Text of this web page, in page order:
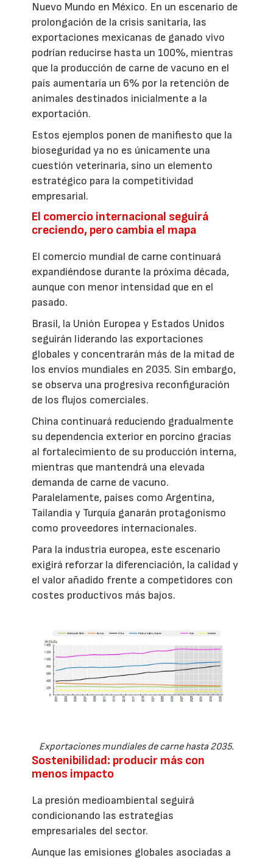
Nuevo Mundo en México. En un escenario de
prolongación de la crisis sanitaria, las
exportaciones mexicanas de ganado vivo
podrían reducirse hasta un 100%, mientras
que la producción de carne de vacuno en el
país aumentaría un 6% por la retención de
animales destinados inicialmente a la
exportación.
Estos ejemplos ponen de manifiesto que la
bioseguridad ya no es únicamente una
cuestión veterinaria, sino un elemento
estratégico para la competitividad
empresarial.
El comercio internacional seguirá
creciendo, pero cambia el mapa
El comercio mundial de carne continuará
expandiéndose durante la próxima década,
aunque con menor intensidad que en el
pasado.
Brasil, la Unión Europea y Estados Unidos
seguirán liderando las exportaciones
globales y concentrarán más de la mitad de
los envíos mundiales en 2035. Sin embargo,
se observa una progresiva reconfiguración
de los flujos comerciales.
China continuará reduciendo gradualmente
su dependencia exterior en porcino gracias
al fortalecimiento de su producción interna,
mientras que mantendrá una elevada
demanda de carne de vacuno.
Paralelamente, países como Argentina,
Tailandia y Turquía ganarán protagonismo
como proveedores internacionales.
Para la industria europea, este escenario
exigirá reforzar la diferenciación, la calidad y
el valor añadido frente a competidores con
costes productivos más bajos.
Exportaciones mundiales de carne hasta 2035.
Sostenibilidad: producir más con
menos impacto
La presión medioambiental seguirá
condicionando las estrategias
empresariales del sector.
Aunque las emisiones globales asociadas a